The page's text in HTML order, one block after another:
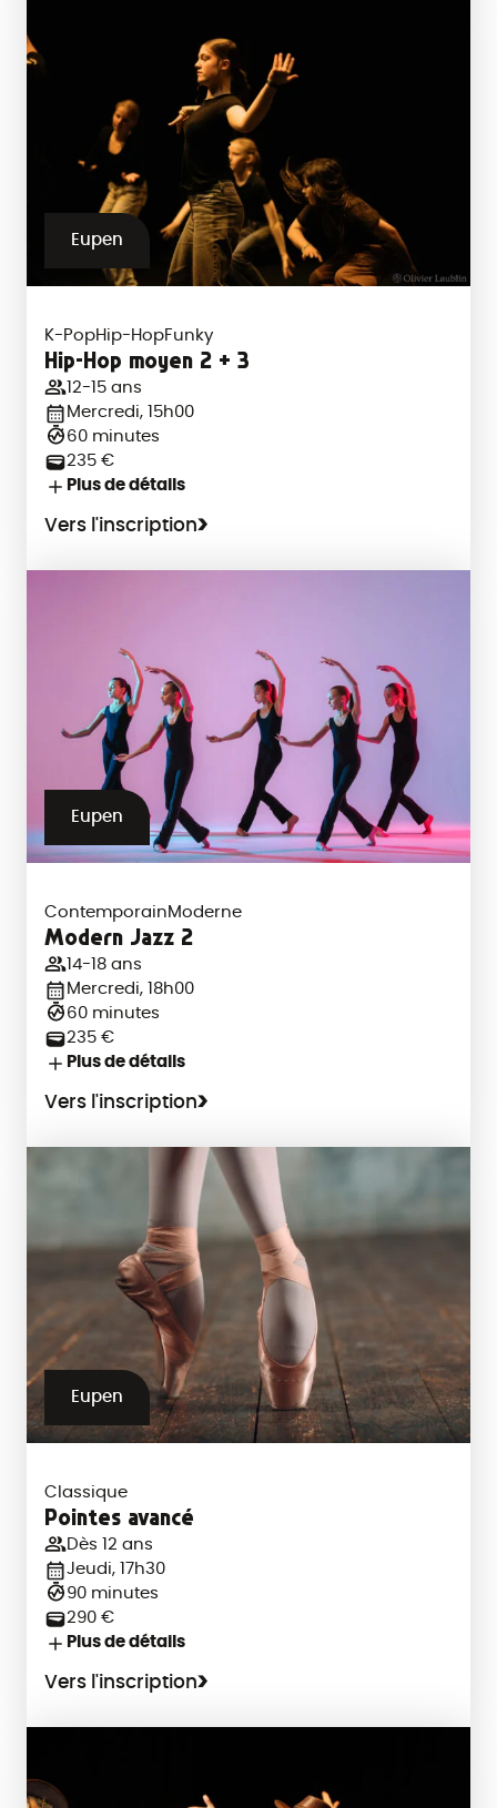
Eupen
K-PopHip-HopFunky
Hip-Hop moyen 2 + 3
12-15 ans
Mercredi, 15h00
60 minutes
235 €
Plus de détails
Vers l'inscription
Eupen
Contemporain Moderne
Modern Jazz 2
14-18 ans
Mercredi, 18h00
60 minutes
235 €
Plus de détails
Vers l'inscription
Eupen
Classique
Pointes avancé
Dès 12 ans
Jeudi, 17h30
90 minutes
290 €
Plus de détails
Vers l'inscription